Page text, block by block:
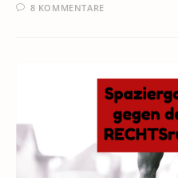
8 KOMMENTARE